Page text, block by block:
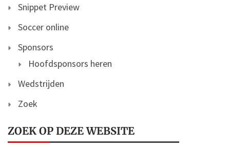
Snippet Preview
Soccer online
Sponsors
Hoofdsponsors heren
Wedstrijden
Zoek
ZOEK OP DEZE WEBSITE